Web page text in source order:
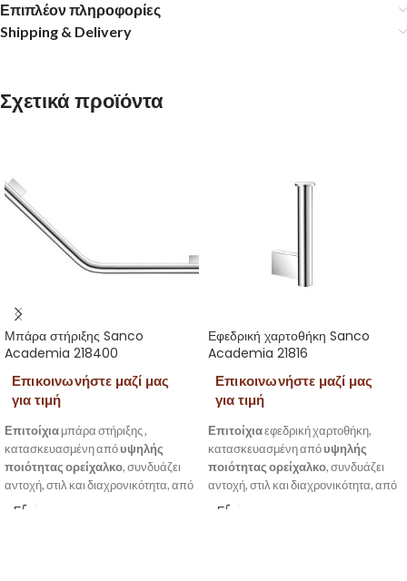
Επιπλέον πληροφορίες
Shipping & Delivery
Σχετικά προϊόντα
Μπάρα στήριξης Sanco
Academia 218400
Επικοινωνήστε μαζί μας
για τιμή
Επιτοίχια μπάρα στήριξης,
κατασκευασμένη απόυψηλής
ποιότητας ορείχαλκο, συνδυάζει
αντοχή, στιλ και διαχρονικότητα, από
την σειρά Academia της Sanco.
Εφεδρική χαρτοθήκη Sanco
Academia 21816
Επικοινωνήστε μαζί μας
για τιμή
Επιτοίχιαεφεδρική χαρτοθήκη,
κατασκευασμένη απόυψηλής
ποιότητας ορείχαλκο, συνδυάζει
αντοχή, στιλ και διαχρονικότητα, από
την σειρά Academia της Sanco.